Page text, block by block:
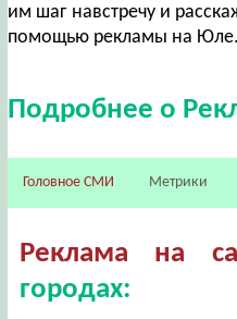
им шаг навстречу и
помощью рекламы на Юле.
Подробнее о
Головное СМИ Метрики
Реклама на
городах: